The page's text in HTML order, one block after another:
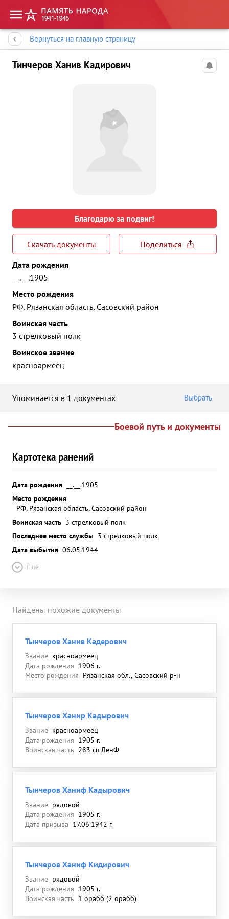
Вернуться на главную страницу
Тинчеров Ханив Кадирович
Благодарю за подвиг!
Скачать документы
Поделиться
Дата рождения
__.__.1905
Место рождения
РФ, Рязанская область, Сасовский район
Воинская часть
3 стрелковый полк
Воинское звание
красноармеец
Упоминается в 1 документах Выбрать
Боевой путь и документы
Картотека ранений
Дата рождения
__.__.1905
Место рождения
РФ, Рязанская область, Сасовский район
Воинская часть 3 стрелковый полк
Последнее место службы 3 стрелковый полк
Дата выбытия 06.05.1944
Ещё
Найдены похожие документы
Тынчеров Ханив Кадерович
Звание красноармеец
Дата рождения 1906 г.
Место рождения Рязанская обл., Сасовский р-н
Тынчеров Ханир Кадырович
Звание красноармеец
Дата рождения 1905 г.
Воинская часть 283 сп ЛенФ
Тынчеров Ханиф Кадырович
Звание рядовой
Дата рождения 1905 г.
Дата призыва 17.06.1942 г.
Тынчеров Ханиф Кидирович
Звание рядовой
Дата рождения 1905 г.
Воинская часть 1 орабб (2 орабб)
Память народа